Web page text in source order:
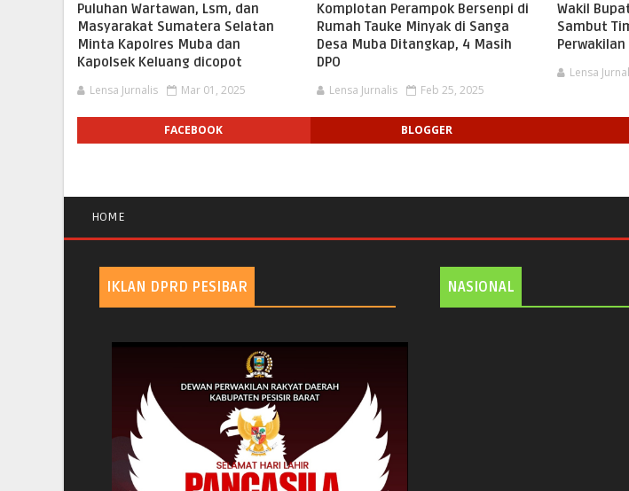
Puluhan Wartawan, Lsm, dan
Masyarakat Sumatera Selatan
Minta Kapolres Muba dan
Kapolsek Keluang dicopot
Lensa Jurnalis Mar 01, 2025
Komplotan Perampok Bersenpi di
Rumah Tauke Minyak di Sanga
Desa Muba Ditangkap, 4 Masih
DPO
Lensa Jurnalis Feb 25, 2025
Wakil
Sambut
Perwakilan
Lensa
FACEBOOK BLOGGER
HOME
IKLAN DPRD PESIBAR NASIONAL